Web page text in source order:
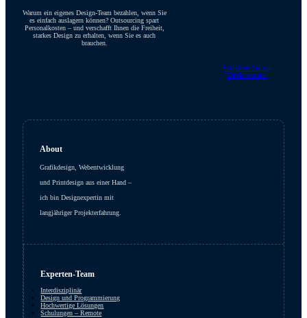
Warum ein eigenes Design-Team bezahlen, wenn Sie
es einfach auslagern können? Outsourcing spart
Personalkosten – und verschafft Ihnen die Freiheit,
starkes Design zu erhalten, wenn Sie es auch
brauchen.
Schreiben Sie uns
Direkt anrufen
About
Grafikdesign, Webentwicklung
und Printdesign aus einer Hand –
ich bin Designexpertin mit
langjähriger Projekterfahrung.
Experten-Team
Interdisziplinär
Design und Programmierung
Hochwertige Lösungen
Schulungen – Remote